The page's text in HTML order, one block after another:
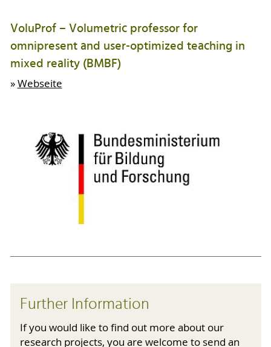
VoluProf – Volumetric professor for
omnipresent and user-optimized teaching in
mixed reality (BMBF)
»Webseite
Further Information
If you would like to find out more about our
research projects, you are welcome to send an